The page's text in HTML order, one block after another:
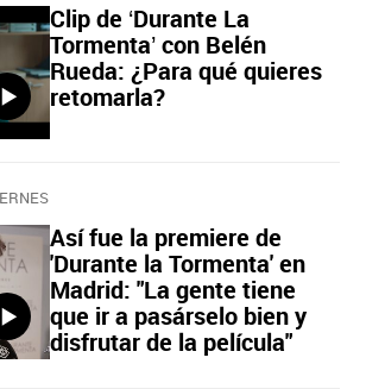
Clip de ‘Durante La
Tormenta’ con Belén
Rueda: ¿Para qué quieres
retomarla?
Así fue la premiere de
'Durante la Tormenta' en
Madrid: "La gente tiene
que ir a pasárselo bien y
disfrutar de la película"